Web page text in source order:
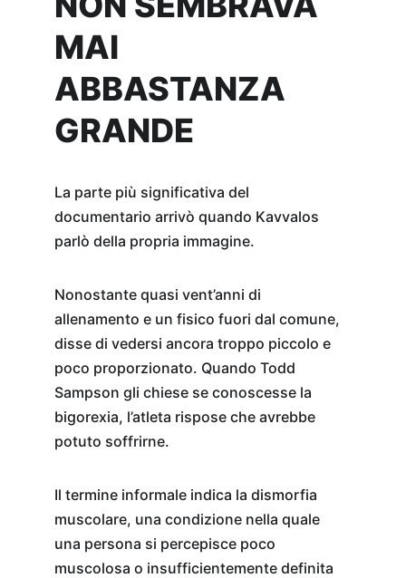
MAI
ABBASTANZA
GRANDE
La parte più significativa del
documentario arrivò quando Kavvalos
parlò della propria immagine.
Nonostante quasi vent’anni di
allenamento e un fisico fuori dal comune,
disse di vedersi ancora troppo piccolo e
poco proporzionato. Quando Todd
Sampson gli chiese se conoscesse la
bigorexia, l’atleta rispose che avrebbe
potuto soffrirne.
Il termine informale indica la dismorfia
muscolare, una condizione nella quale
una persona si percepisce poco
muscolosa o insufficientemente definita